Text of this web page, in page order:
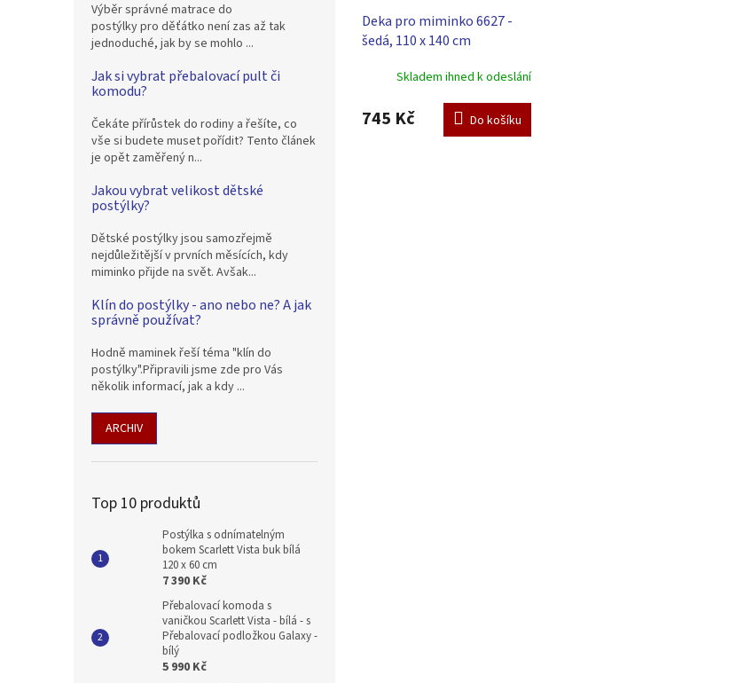
Výběr správné matrace do
postýlky pro děťátko není zas až tak
jednoduché, jak by se mohlo ...
Jak si vybrat přebalovací pult či
komodu?
Čekáte přírůstek do rodiny a řešíte, co
vše si budete muset pořídit? Tento článek
je opět zaměřený n...
Jakou vybrat velikost dětské
postýlky?
Dětské postýlky jsou samozřejmě
nejdůležitější v prvních měsících, kdy
miminko přijde na svět. Avšak...
Klín do postýlky - ano nebo ne? A jak
správně používat?
Hodně maminek řeší téma "klín do
postýlky".Připravili jsme zde pro Vás
několik informací, jak a kdy ...
ARCHIV
Top 10 produktů
Postýlka s odnímatelným
bokem Scarlett Vista buk bílá
120 x 60 cm
7 390 Kč
Přebalovací komoda s
vaničkou Scarlett Vista - bílá - s
Přebalovací podložkou Galaxy -
bílý
5 990 Kč
Deka pro miminko 6627 -
šedá, 110 x 140 cm
Skladem ihned k odeslání
745 Kč Do košíku